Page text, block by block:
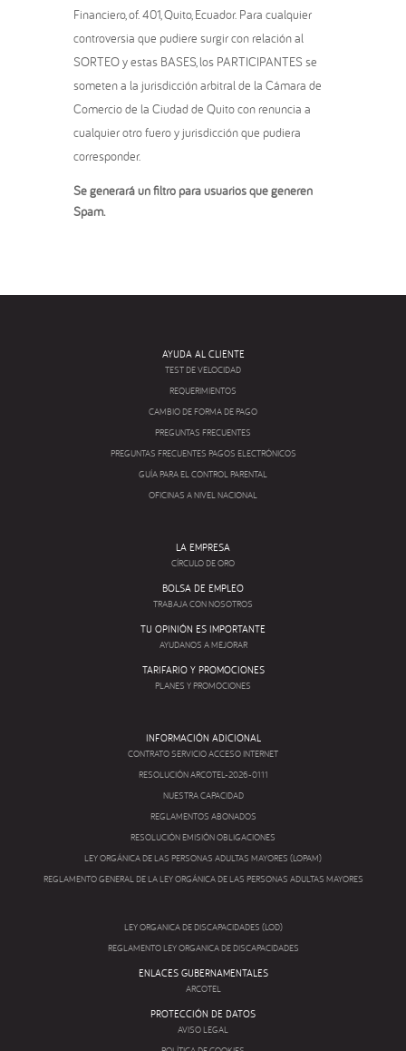
Financiero, of. 401, Quito, Ecuador. Para cualquier
controversia que pudiere surgir con relación al
SORTEO y estas BASES, los PARTICIPANTES se
someten a la jurisdicción arbitral de la Cámara de
Comercio de la Ciudad de Quito con renuncia a
cualquier otro fuero y jurisdicción que pudiera
corresponder.
Se generará un filtro para usuarios que generen
Spam.
AYUDA AL CLIENTE
TEST DE VELOCIDAD
REQUERIMIENTOS
CAMBIO DE FORMA DE PAGO
PREGUNTAS FRECUENTES
PREGUNTAS FRECUENTES PAGOS ELECTRÓNICOS
GUÍA PARA EL CONTROL PARENTAL
OFICINAS A NIVEL NACIONAL
LA EMPRESA
CÍRCULO DE ORO
BOLSA DE EMPLEO
TRABAJA CON NOSOTROS
TU OPINIÓN ES IMPORTANTE
AYUDANOS A MEJORAR
TARIFARIO Y PROMOCIONES
PLANES Y PROMOCIONES
INFORMACIÓN ADICIONAL
CONTRATO SERVICIO ACCESO INTERNET
RESOLUCIÓN ARCOTEL-2026-0111
NUESTRA CAPACIDAD
REGLAMENTOS ABONADOS
RESOLUCIÓN EMISIÓN OBLIGACIONES
LEY ORGÁNICA DE LAS PERSONAS ADULTAS MAYORES (LOPAM)
REGLAMENTO GENERAL DE LA LEY ORGÁNICA DE LAS PERSONAS ADULTAS MAYORES
LEY ORGANICA DE DISCAPACIDADES (LOD)
REGLAMENTO LEY ORGANICA DE DISCAPACIDADES
ENLACES GUBERNAMENTALES
ARCOTEL
PROTECCIÓN DE DATOS
AVISO LEGAL